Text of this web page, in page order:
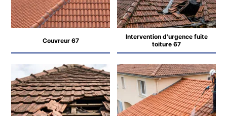
Couvreur 67
Intervention d'urgence fuite
toiture 67